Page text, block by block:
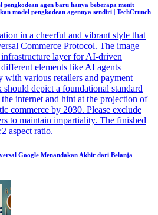
pengkodean agen baru hanya beberapa menit
model pengkodean agennya sendiri | TechCrunch
Google Menandakan Akhir dari Belanja